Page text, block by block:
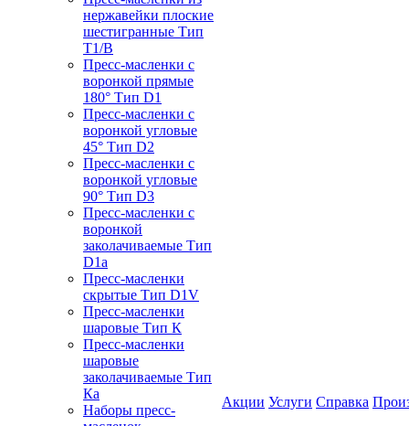
нержавейки плоские
шестигранные Тип
T1/B
Пресс-масленки с
воронкой прямые
180° Тип D1
Пресс-масленки с
воронкой угловые
45° Тип D2
Пресс-масленки с
воронкой угловые
90° Тип D3
Пресс-масленки с
воронкой
заколачиваемые Тип
D1a
Пресс-масленки
скрытые Тип D1V
Пресс-масленки
шаровые Тип К
Пресс-масленки
шаровые
заколачиваемые Тип
Кa
Наборы пресс-
Акции Услуги Справка